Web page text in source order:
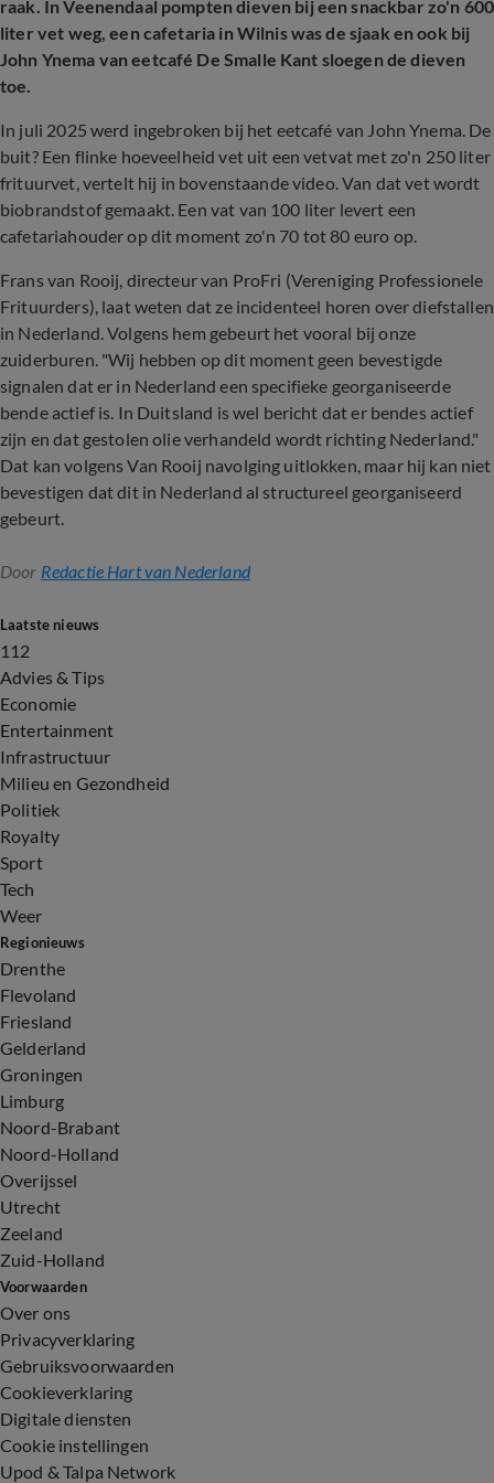
raak. In Veenendaal pompten dieven bij een snackbar zo'n 600
liter vet weg, een cafetaria in Wilnis was de sjaak en ook bij
John Ynema van eetcafé De Smalle Kant sloegen de dieven
toe.
In juli 2025 werd ingebroken bij het eetcafé van John Ynema. De
buit? Een flinke hoeveelheid vet uit een vetvat met zo'n 250 liter
frituurvet, vertelt hij in bovenstaande video. Van dat vet wordt
biobrandstof gemaakt. Een vat van 100 liter levert een
cafetariahouder op dit moment zo'n 70 tot 80 euro op.
Frans van Rooij, directeur van ProFri (Vereniging Professionele
Frituurders), laat weten dat ze incidenteel horen over diefstallen
in Nederland. Volgens hem gebeurt het vooral bij onze
zuiderburen. "Wij hebben op dit moment geen bevestigde
signalen dat er in Nederland een specifieke georganiseerde
bende actief is. In Duitsland is wel bericht dat er bendes actief
zijn en dat gestolen olie verhandeld wordt richting Nederland."
Dat kan volgens Van Rooij navolging uitlokken, maar hij kan niet
bevestigen dat dit in Nederland al structureel georganiseerd
gebeurt.
Door Redactie Hart van Nederland
Laatste nieuws
112
Advies & Tips
Economie
Entertainment
Infrastructuur
Milieu en Gezondheid
Politiek
Royalty
Sport
Tech
Weer
Regionieuws
Drenthe
Flevoland
Friesland
Gelderland
Groningen
Limburg
Noord-Brabant
Noord-Holland
Overijssel
Utrecht
Zeeland
Zuid-Holland
Voorwaarden
Over ons
Privacyverklaring
Gebruiksvoorwaarden
Cookieverklaring
Digitale diensten
Cookie instellingen
Upod & Talpa Network